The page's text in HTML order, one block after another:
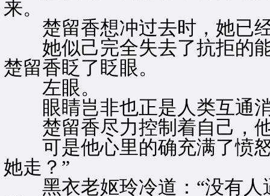
来。
楚留香想冲过去时，她已
她似己完全失去了抗拒的能
楚留香眨了眨眼。
左眼。
眼睛岂非也正是人类互通
楚留香尽力控制着自己，他
可是他心里的确充满了愤怒
她走？”
黑衣老妪玲冷道：“没有人